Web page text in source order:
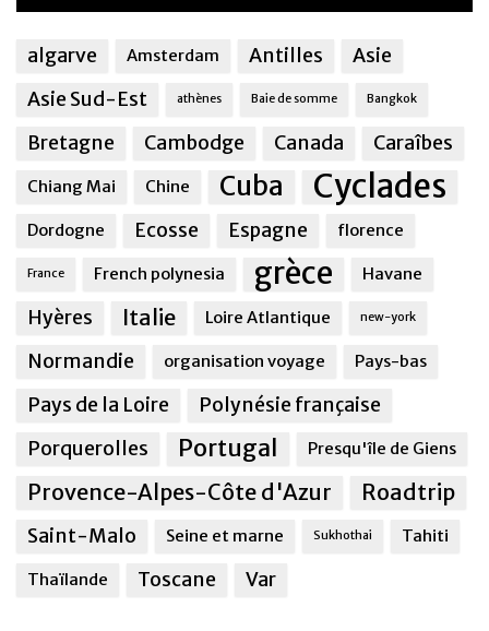
algarve Amsterdam Antilles
Asie
Asie Sud-Est
athènes Baie de somme Bangkok
Bretagne Cambodge Canada Caraîbes
Chiang Mai Chine Cuba Cyclades
Dordogne Ecosse Espagne florence
France French polynesia grèce Havane
Hyères Italie Loire Atlantique new-york
Normandie organisation voyage Pays-bas
Pays de la Loire
Polynésie française
Porquerolles
Portugal Presqu'île de Giens
Provence-Alpes-Côte d'Azur Roadtrip
Saint-Malo Seine et marne Sukhothai Tahiti
Thaïlande Toscane Var